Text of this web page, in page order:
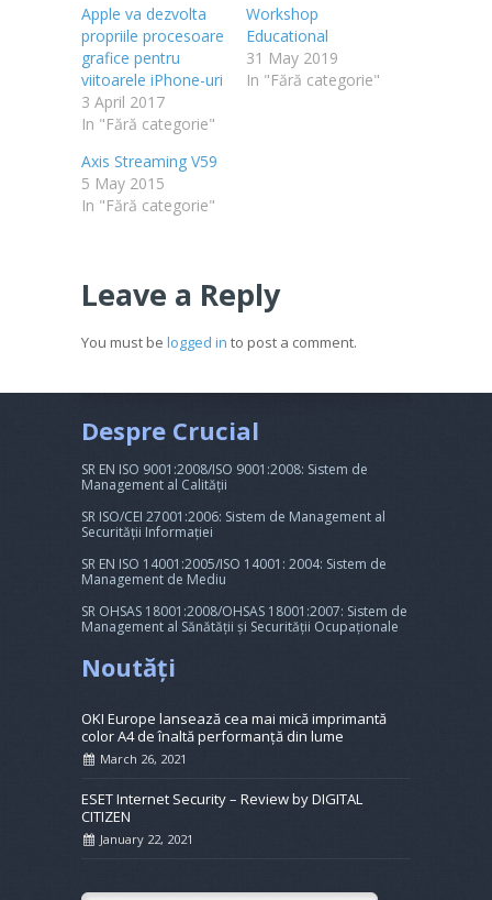
Apple va dezvolta
propriile procesoare
grafice pentru
viitoarele iPhone-uri
3 April 2017
In "Fără categorie"
Workshop
Educational
31 May 2019
In "Fără categorie"
Axis Streaming V59
5 May 2015
In "Fără categorie"
Leave a Reply
You must be logged in to post a comment.
Despre Crucial
SR EN ISO 9001:2008/ISO 9001:2008: Sistem de
Management al Calității
SR ISO/CEI 27001:2006: Sistem de Management al
Securității Informației
SR EN ISO 14001:2005/ISO 14001: 2004: Sistem de
Management de Mediu
SR OHSAS 18001:2008/OHSAS 18001:2007: Sistem de
Management al Sănătății și Securității Ocupaționale
Noutăți
OKI Europe lansează cea mai mică imprimantă
color A4 de înaltă performanță din lume
March 26, 2021
ESET Internet Security – Review by DIGITAL
CITIZEN
January 22, 2021